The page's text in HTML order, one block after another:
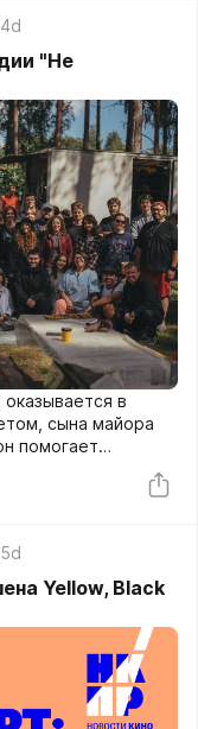
4d
"Не
в
сына майора
помогает
И заодно спасает
5d
Yellow, Black